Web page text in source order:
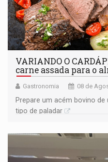
VARIANDO O
carne assada para o
Gastronomia 08 de
Prepare um acém bovino
tipo de paladar